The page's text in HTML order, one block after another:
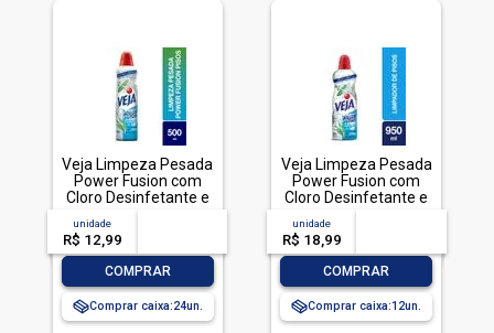
Veja Limpeza Pesada
Power Fusion com
Cloro Desinfetante e
Limpador 500mL
unidade
R$ 12,99
COMPRAR
Comprar caixa:24
Veja Limpeza Pesada
Power Fusion com
Cloro Desinfetante e
Limpador 950mL
unidade
R$ 18,99
COMPRAR
Comprar caixa:12